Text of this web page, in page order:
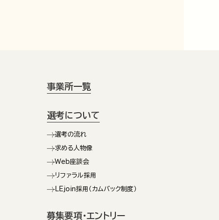
事業所一覧
選考について
選考の流れ
求める人物像
Web座談会
リファラル採用
LEjoin採用（カムバック制度）
募集要項・エントリー